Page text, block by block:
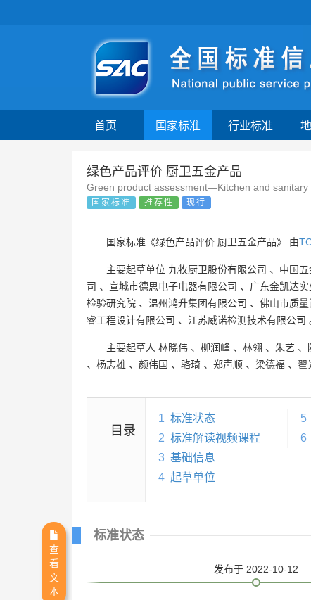
首页 国家标准 行业标准
绿色产品评价 厨卫五金产品
Green product assessment—Kitchen and sanitary
国家标准 推荐性 现行
国家标准《绿色产品评价 厨卫五金产品》 由
主要起草单位 九牧厨卫股份有限公司 、 中国
司 、 宣城市德思电子电器有限公司 、 广东金凯达
检验研究院 、 温州鸿升集团有限公司 、 佛山市质
睿工程设计有限公司 、 江苏威诺检测技术有限公司
主要起草人 林晓伟 、 柳润峰 、 林翎 、 朱艺 、
、 杨志雄 、 颜伟国 、 骆琦 、 郑声顺 、 梁德福 、 翟
目录
1 标准状态
2 标准解读视频课程
3 基础信息
4 起草单位
5
6
标准状态
发布于 2022-10-12
查
看
文
本